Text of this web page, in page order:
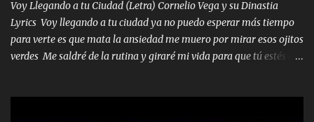
Voy Llegando a tu Ciudad (Letra) Cornelio Vega y su Dinastia
Lyrics Voy llegando a tu ciudad ya no puedo esperar más tiempo
para verte es que mata la ansiedad me muero por mirar esos ojitos
verdes Me saldré de la rutina y giraré mi vida para que tú estés en